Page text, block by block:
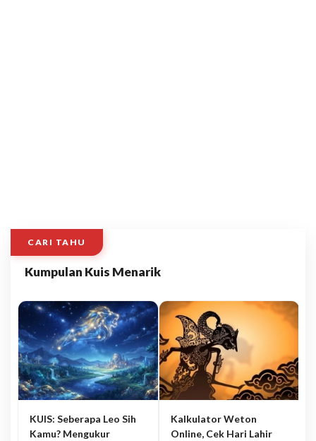
CARI TAHU
Kumpulan Kuis Menarik
KUIS: Seberapa Leo Sih
Kamu? Mengukur
Kalkulator Weton
Online, Cek Hari Lahir